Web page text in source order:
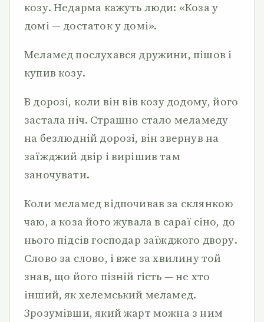
козу. Недарма кажуть люди: «Коза у
домі — достаток у домі».
Меламед послухався дружини, пішов і
купив козу.
В дорозі, коли він вів козу додому, його
застала ніч. Страшно стало меламеду
на безлюдній дорозі, він звернув на
заїжджий двір і вирішив там
заночувати.
Коли меламед відпочивав за склянкою
чаю, а коза його жувала в сараї сіно, до
нього підсів господар заїжджого двору.
Слово за слово, і вже за хвилину той
знав, що його пізній гість — не хто
інший, як хелемський меламед.
Зрозумівши, який жарт можна з ним